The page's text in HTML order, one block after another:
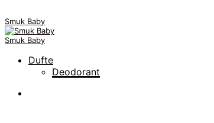
Smuk Baby
Smuk Baby
Dufte
Deodorant